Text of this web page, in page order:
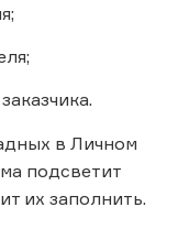
в Личном
подсветит
их заполнить.